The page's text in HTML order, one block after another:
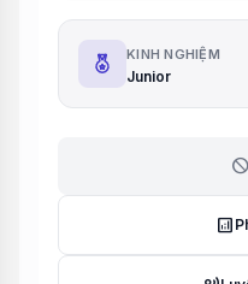
KINH NGHIỆM
Junior
block
analytics